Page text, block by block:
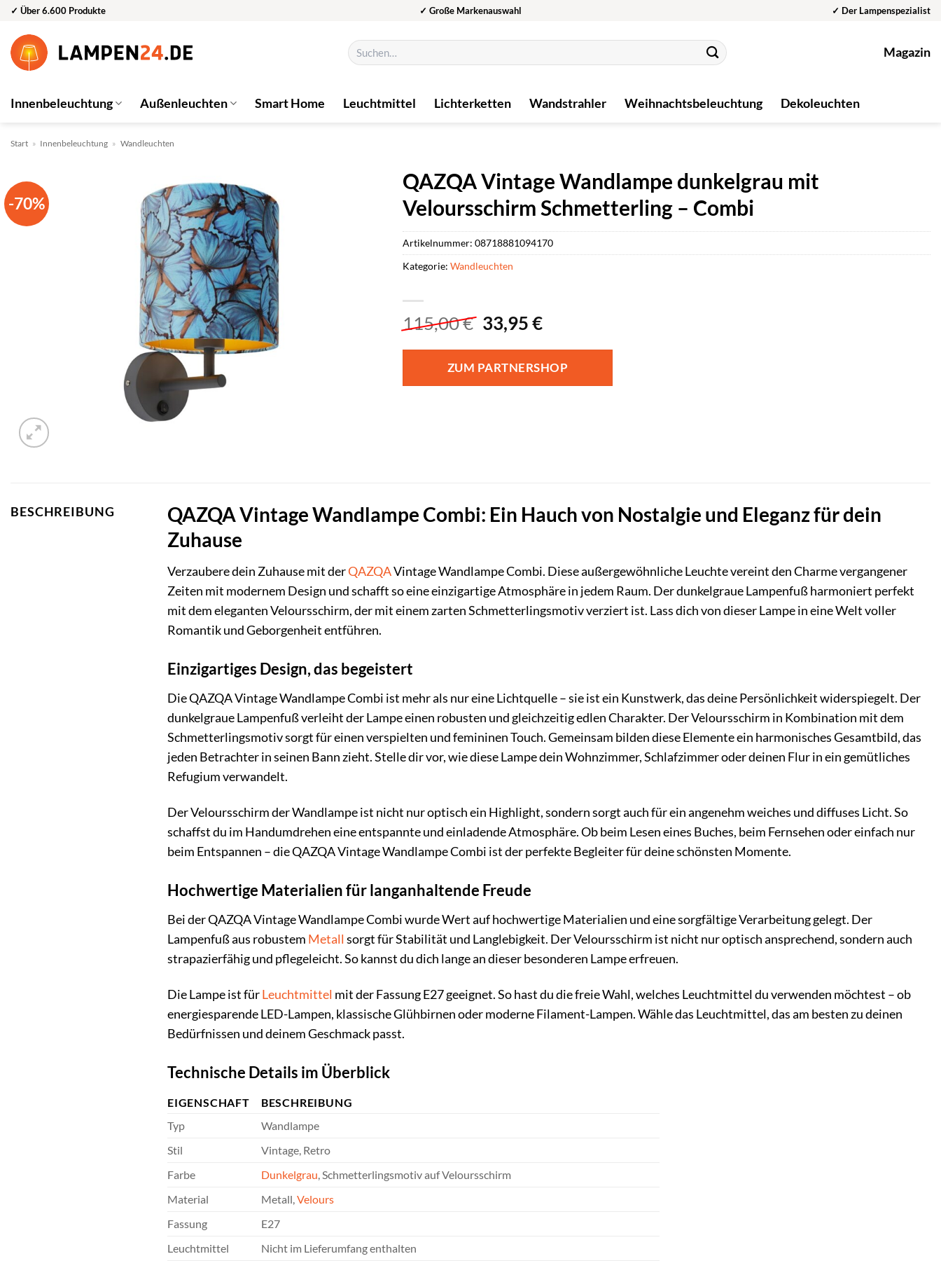
Zum
springen
✓ Über 6.600 Produkte ✓ Große Markenauswahl ✓ Der Lampenspezialist
Suchen
nach:
Magazin
Innenbeleuchtung Außenleuchten Smart Home Leuchtmittel Lichterketten Wandstrahler Weihnachtsbeleuchtung Dekoleuchten
Start » Innenbeleuchtung » Wandleuchten
-70%
QAZQA Vintage Wandlampe dunkelgrau mit
Veloursschirm Schmetterling – Combi
115,00€ Ursprünglicher
war:
115,00 €
33,95€Aktueller
ist:
33,95 €.
ZUM PARTNERSHOP
Artikelnummer: 08718881094170
Kategorie: Wandleuchten
BESCHREIBUNG
QAZQA Vintage Wandlampe Combi: Ein Hauch von Nostalgie und Eleganz für dein
Zuhause
Verzaubere dein Zuhause mit derQAZQAVintage Wandlampe Combi. Diese außergewöhnliche Leuchte vereint den Charme vergangener
Zeiten mit modernem Design und schafft so eine einzigartige Atmosphäre in jedem Raum. Der dunkelgraue Lampenfuß harmoniert perfekt
mit dem eleganten Veloursschirm, der mit einem zarten Schmetterlingsmotiv verziert ist. Lass dich von dieser Lampe in eine Welt voller
Romantik und Geborgenheit entführen.
Einzigartiges Design, das begeistert
Die QAZQA Vintage Wandlampe Combi ist mehr als nur eine Lichtquelle – sie ist ein Kunstwerk, das deine Persönlichkeit widerspiegelt. Der
dunkelgraue Lampenfuß verleiht der Lampe einen robusten und gleichzeitig edlen Charakter. Der Veloursschirm in Kombination mit dem
Schmetterlingsmotiv sorgt für einen verspielten und femininen Touch. Gemeinsam bilden diese Elemente ein harmonisches Gesamtbild, das
jeden Betrachter in seinen Bann zieht. Stelle dir vor, wie diese Lampe dein Wohnzimmer, Schlafzimmer oder deinen Flur in ein gemütliches
Refugium verwandelt.
Der Veloursschirm der Wandlampe ist nicht nur optisch ein Highlight, sondern sorgt auch für ein angenehm weiches und diffuses Licht. So
schaffst du im Handumdrehen eine entspannte und einladende Atmosphäre. Ob beim Lesen eines Buches, beim Fernsehen oder einfach nur
beim Entspannen – die QAZQA Vintage Wandlampe Combi ist der perfekte Begleiter für deine schönsten Momente.
Hochwertige Materialien für langanhaltende Freude
Bei der QAZQA Vintage Wandlampe Combi wurde Wert auf hochwertige Materialien und eine sorgfältige Verarbeitung gelegt. Der
Lampenfuß aus robustem Metall sorgt für Stabilität und Langlebigkeit. Der Veloursschirm ist nicht nur optisch ansprechend, sondern auch
strapazierfähig und pflegeleicht. So kannst du dich lange an dieser besonderen Lampe erfreuen.
Die Lampe ist fürLeuchtmittel mit der Fassung E27 geeignet. So hast du die freie Wahl, welches Leuchtmittel du verwenden möchtest – ob
energiesparende LED-Lampen, klassische Glühbirnen oder moderne Filament-Lampen. Wähle das Leuchtmittel, das am besten zu deinen
Bedürfnissen und deinem Geschmack passt.
Technische Details im Überblick
EIGENSCHAFT
BESCHREIBUNG
Typ
Wandlampe
Stil
Vintage, Retro
Farbe
Dunkelgrau, Schmetterlingsmotiv auf Veloursschirm
Material
Metall,Velours
Fassung
E27
Leuchtmittel
Nicht im Lieferumfang enthalten